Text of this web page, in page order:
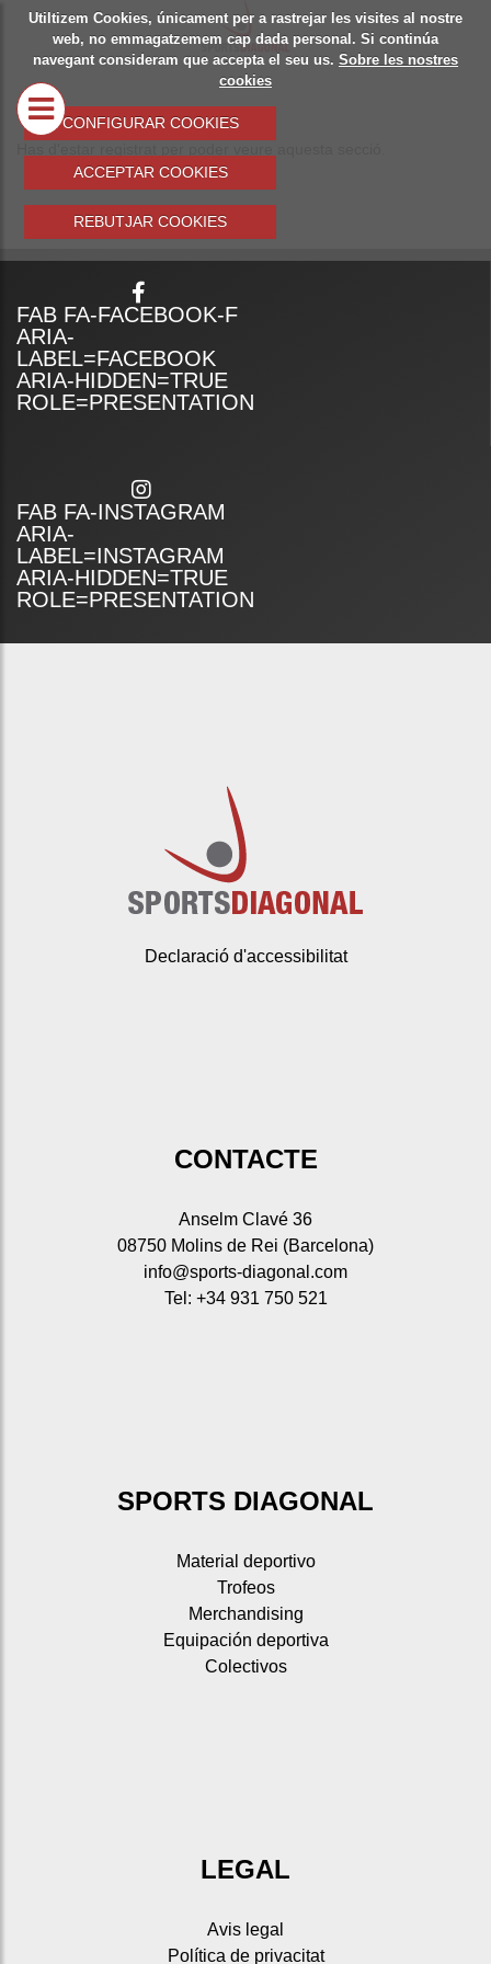
Utiltizem Cookies, únicament per a rastrejar les visites al nostre
web, no emmagatzemem cap dada personal. Si continúa
navegant consideram que accepta el seu us. Sobre les nostres
cookies
CONFIGURAR COOKIES
ACCEPTAR COOKIES
REBUTJAR COOKIES
SOBRE
NOSALTRES
FAB FA-FACEBOOK-F
ARIA-
LABEL=FACEBOOK
ARIA-HIDDEN=TRUE
ROLE=PRESENTATION
FAB FA-INSTAGRAM
ARIA-
LABEL=INSTAGRAM
ARIA-HIDDEN=TRUE
ROLE=PRESENTATION
Declaració d'accessibilitat
CONTACTE
Anselm Clavé 36
08750 Molins de Rei (Barcelona)
info@sports-diagonal.com
Tel: +34 931 750 521
SPORTS DIAGONAL
Material deportivo
Trofeos
Merchandising
Equipación deportiva
Colectivos
LEGAL
Avis legal
Política de privacitat